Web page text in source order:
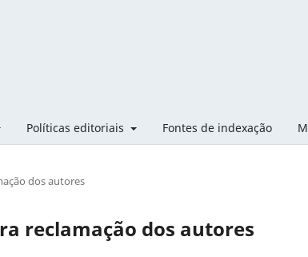
Políticas editoriais Fontes de indexação
dos autores
reclamação dos autores